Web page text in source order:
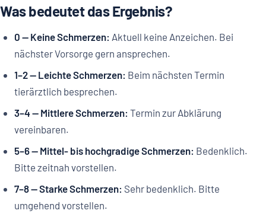
Was bedeutet das Ergebnis?
0 — Keine Schmerzen: Aktuell keine Anzeichen. Bei
nächster Vorsorge gern ansprechen.
1–2 — Leichte Schmerzen: Beim nächsten Termin
tierärztlich besprechen.
3–4 — Mittlere Schmerzen: Termin zur Abklärung
vereinbaren.
5–6 — Mittel- bis hochgradige Schmerzen: Bedenklich.
Bitte zeitnah vorstellen.
7–8 — Starke Schmerzen: Sehr bedenklich. Bitte
umgehend vorstellen.